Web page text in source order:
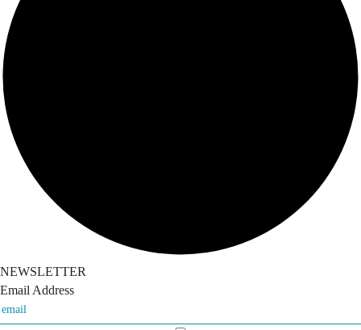
NEWSLETTER
Email Address